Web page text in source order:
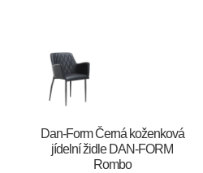
​​​​​Dan-Form Černá koženková
jídelní židle DAN-FORM
Rombo